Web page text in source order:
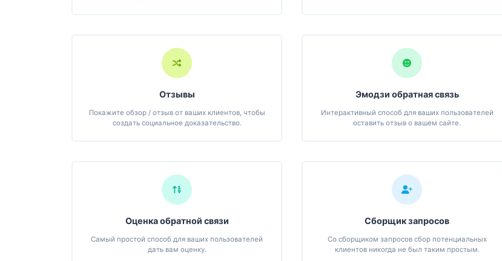
Отзывы
Покажите обзор / отзыв от ваших клиентов, чтобы
создать социальное доказательство.
Эмодзи обратная связь
Интерактивный способ для ваших пользователей
оставить отзыв о вашем сайте.
Оценка обратной связи
Самый простой способ для ваших пользователей
дать вам оценку.
Сборщик запросов
Со сборщиком запросов сбор потенциальных
клиентов никогда не был таким простым.